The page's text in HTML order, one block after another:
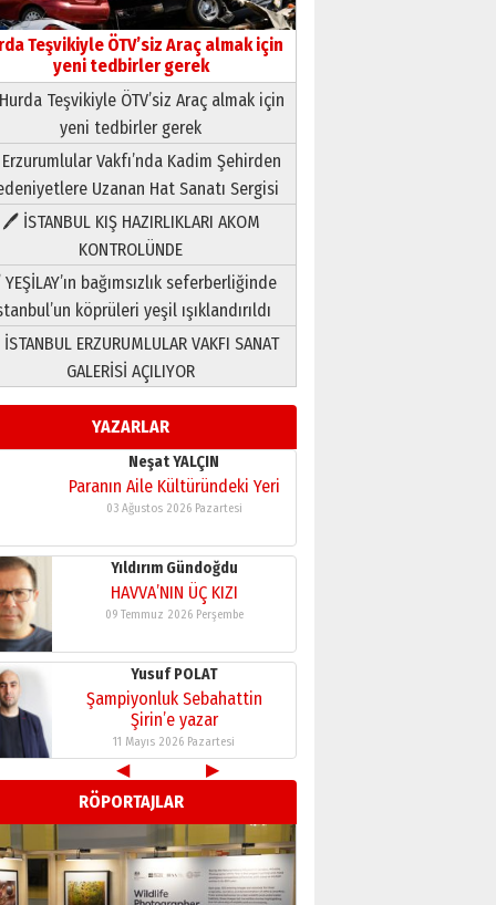
Teşvikiyle ÖTV’siz Araç almak için
yeni tedbirler gerek
Teşvikiyle ÖTV’siz Araç almak için
yeni tedbirler gerek
Vakfı’nda Kadim Şehirden
Uzanan Hat Sanatı Sergisi
🖊 İSTANBUL KIŞ HAZIRLIKLARI AKOM
KONTROLÜNDE
bağımsızlık seferberliğinde
köprüleri yeşil ışıklandırıldı
ERZURUMLULAR VAKFI SANAT
GALERİSİ AÇILIYOR
YAZARLAR
Neşat YALÇIN
Paranın Aile Kültüründeki Yeri
03 Ağustos 2026 Pazartesi
Yıldırım Gündoğdu
HAVVA’NIN ÜÇ KIZI
09 Temmuz 2026 Perşembe
Yusuf POLAT
Şampiyonluk Sebahattin
Şirin’e yazar
11 Mayıs 2026 Pazartesi
Neşat YALÇIN
Paranın Aile Kültüründeki Yeri
03 Ağustos 2026 Pazartesi
Yıldırım Gündoğdu
HAVVA’NIN ÜÇ KIZI
09 Temmuz 2026 Perşembe
Yusuf POLAT
Şampiyonluk Sebahattin
Şirin’e yazar
11 Mayıs 2026 Pazartesi
Neşat YALÇIN
Paranın Aile Kültüründeki Yeri
03 Ağustos 2026 Pazartesi
Yıldırım Gündoğdu
◀
▶
RÖPORTAJLAR